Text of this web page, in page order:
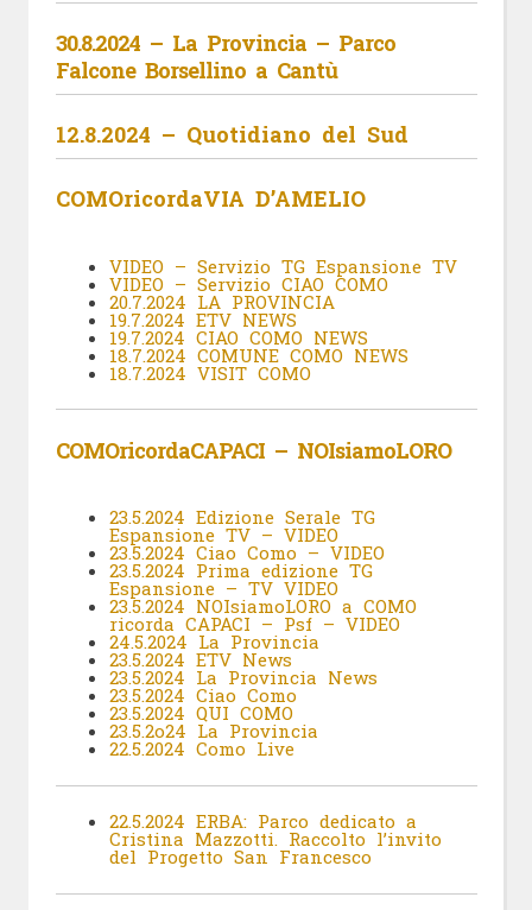
30.8.2024 – La Provincia – Parco
Falcone Borsellino a Cantù
12.8.2024 – Quotidiano del Sud
COMOricordaVIA D’AMELIO
VIDEO – Servizio TG Espansione TV
VIDEO – Servizio CIAO COMO
20.7.2024 LA PROVINCIA
19.7.2024 ETV NEWS
19.7.2024 CIAO COMO NEWS
18.7.2024 COMUNE COMO NEWS
18.7.2024 VISIT COMO
COMOricordaCAPACI – NOIsiamoLORO
23.5.2024 Edizione Serale TG
Espansione TV – VIDEO
23.5.2024 Ciao Como – VIDEO
23.5.2024 Prima edizione TG
Espansione – TV VIDEO
23.5.2024 NOIsiamoLORO a COMO
ricorda CAPACI – Psf – VIDEO
24.5.2024 La Provincia
23.5.2024 ETV News
23.5.2024 La Provincia News
23.5.2024 Ciao Como
23.5.2024 QUI COMO
23.5.2o24 La Provincia
22.5.2024 Como Live
22.5.2024 ERBA: Parco dedicato a
Cristina Mazzotti. Raccolto l’invito
del Progetto San Francesco